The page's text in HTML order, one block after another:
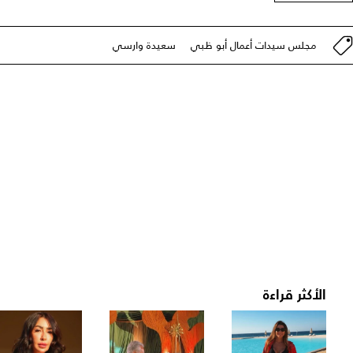
مجلس سيدات أعمال أبو ظبي سعيدة وارسي
الأكثر قراءة